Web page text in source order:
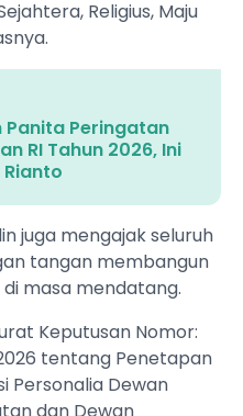
Religius, Maju
Panita Peringatan
RI Tahun 2026, Ini
juga mengajak seluruh
tangan membangun
masa mendatang.
Keputusan Nomor:
tentang Penetapan
Personalia Dewan